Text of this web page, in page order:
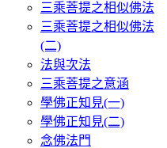
三乘菩提之相似佛法
三乘菩提之相似佛法
(二)
法與次法
三乘菩提之意涵
學佛正知見(一)
學佛正知見(二)
念佛法門